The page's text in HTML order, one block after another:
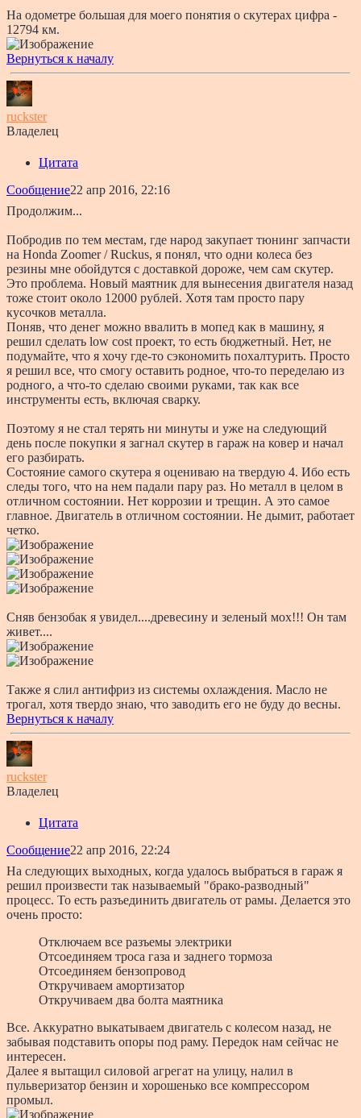
На одометре большая для моего понятия о скутерах цифра -
12794 км.
Вернуться к началу
ruckster
Владелец
Цитата
Сообщение22 апр 2016, 22:16
Продолжим...
Побродив по тем местам, где народ закупает тюнинг запчасти
на Honda Zoomer / Ruckus, я понял, что одни колеса без
резины мне обойдутся с доставкой дороже, чем сам скутер.
Это проблема. Новый маятник для вынесения двигателя назад
тоже стоит около 12000 рублей. Хотя там просто пару
кусочков металла.
Поняв, что денег можно ввалить в мопед как в машину, я
решил сделать low cost проект, то есть бюджетный. Нет, не
подумайте, что я хочу где-то сэкономить похалтурить. Просто
я решил все, что смогу оставить родное, что-то переделаю из
родного, а что-то сделаю своими руками, так как все
инструменты есть, включая сварку.
Поэтому я не стал терять ни минуты и уже на следующий
день после покупки я загнал скутер в гараж на ковер и начал
его разбирать.
Состояние самого скутера я оцениваю на твердую 4. Ибо есть
следы того, что на нем падали пару раз. Но металл в целом в
отличном состоянии. Нет коррозии и трещин. А это самое
главное. Двигатель в отличном состоянии. Не дымит, работает
четко.
Сняв бензобак я увидел....древесину и зеленый мох!!! Он там
живет....
Также я слил антифриз из системы охлаждения. Масло не
трогал, хотя твердо знаю, что заводить его не буду до весны.
Вернуться к началу
ruckster
Владелец
Цитата
Сообщение22 апр 2016, 22:24
На следующих выходных, когда удалось выбраться в гараж я
решил произвести так называемый "брако-разводный"
процесс. То есть разъединить двигатель от рамы. Делается это
очень просто:
Отключаем все разъемы электрики
Отсоединяем троса газа и заднего тормоза
Отсоединяем бензопровод
Откручиваем амортизатор
Откручиваем два болта маятника
Все. Аккуратно выкатываем двигатель с колесом назад, не
забывая подставить опоры под раму. Передок нам сейчас не
интересен.
Далее я вытащил силовой агрегат на улицу, налил в
пульверизатор бензин и хорошенько все компрессором
промыл.